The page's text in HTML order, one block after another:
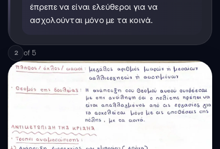
έπρεπε να είναι ελεύθεροι για να
ασχολούνται μόνο με τα κοινά.
2 of 5